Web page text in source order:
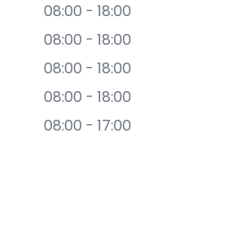
08:00 - 18:00
08:00 - 18:00
08:00 - 18:00
08:00 - 18:00
08:00 - 17:00